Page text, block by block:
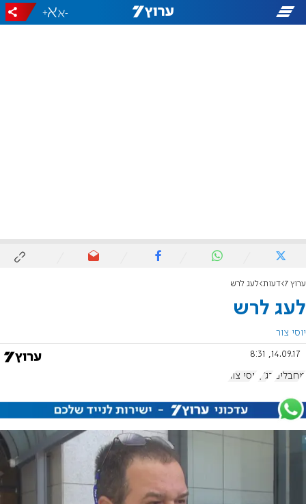
-
+
ערוץ 7 דעות לעג לרש
לעג לרש
יוסי צור
14.09.17, 8:31
מחבלים בג"ץ יוסי צור